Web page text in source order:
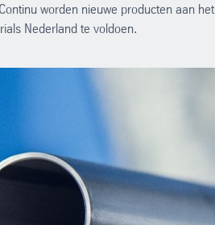
worden nieuwe producten aan het
Nederland te voldoen.